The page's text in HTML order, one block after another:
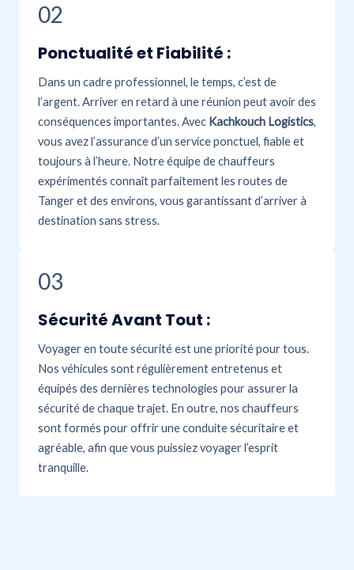
02
Ponctualité et Fiabilité :
Dans un cadre professionnel, le temps, c’est de
l’argent. Arriver en retard à une réunion peut avoir des
conséquences importantes. Avec Kachkouch Logistics,
vous avez l’assurance d’un service ponctuel, fiable et
toujours à l’heure. Notre équipe de chauffeurs
expérimentés connaît parfaitement les routes de
Tanger et des environs, vous garantissant d’arriver à
destination sans stress.
03
Sécurité Avant Tout :
Voyager en toute sécurité est une priorité pour tous.
Nos véhicules sont régulièrement entretenus et
équipés des dernières technologies pour assurer la
sécurité de chaque trajet. En outre, nos chauffeurs
sont formés pour offrir une conduite sécuritaire et
agréable, afin que vous puissiez voyager l’esprit
tranquille.